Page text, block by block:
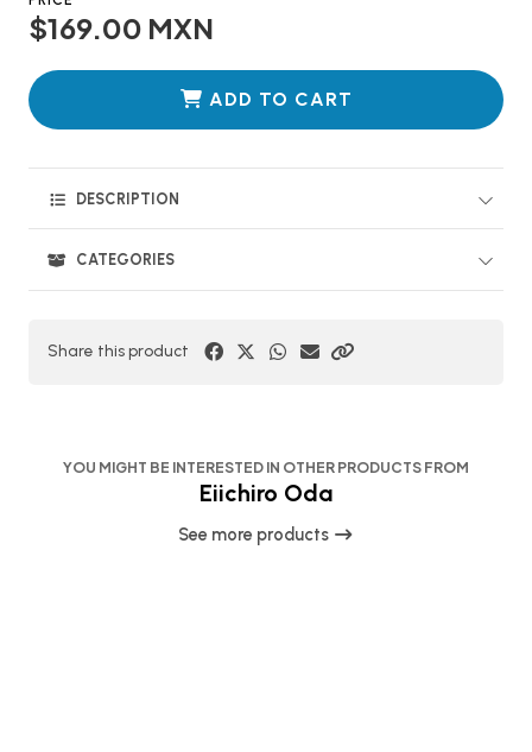
$169.00 MXN
ADD TO CART
DESCRIPTION
CATEGORIES
Share this product
YOU MIGHT BE INTERESTED IN OTHER PRODUCTS FROM
Eiichiro Oda
See more products